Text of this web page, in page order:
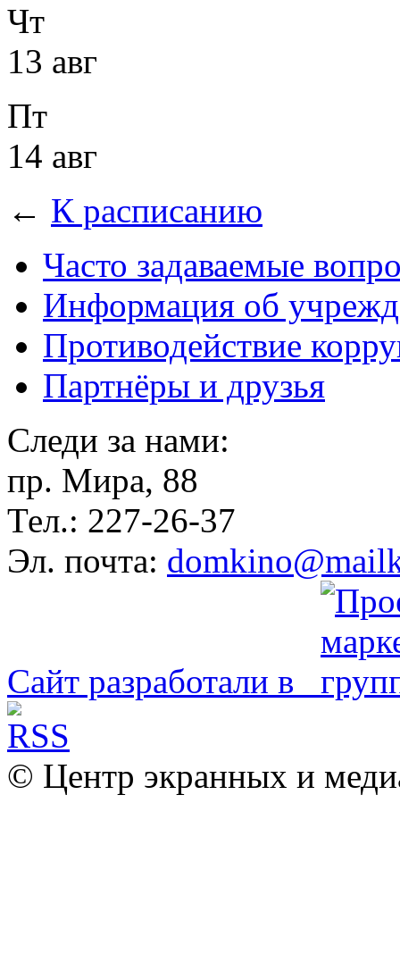
Чт
13 авг
Пт
14 авг
← К расписанию
Часто задаваемые
Информация об
Противодействие
Партнёры и друзья
Следи за нами:
пр. Мира, 88
Тел.: 227-26-37
Эл. почта:
Сайт разработали в
© Центр экранных и